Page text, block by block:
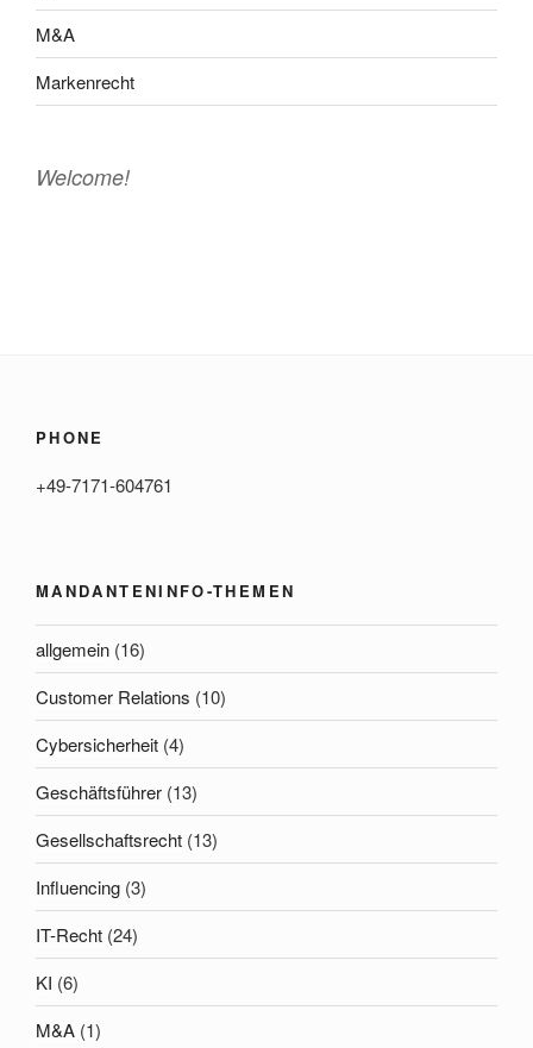
M&A
Markenrecht
Welcome!
PHONE
+49-7171-604761
MANDANTENINFO-THEMEN
allgemein (16)
Customer Relations (10)
Cybersicherheit (4)
Geschäftsführer (13)
Gesellschaftsrecht (13)
Influencing (3)
IT-Recht (24)
KI (6)
M&A (1)